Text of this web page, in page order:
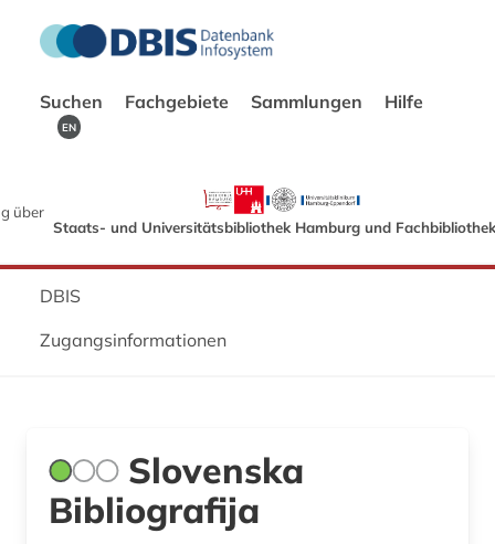
Suchen Fachgebiete Sammlungen Hilfe
EN
über
Staats- und Universitätsbibliothek Hamburg und
DBIS
Zugangsinformationen
Slovenska
Bibliografija